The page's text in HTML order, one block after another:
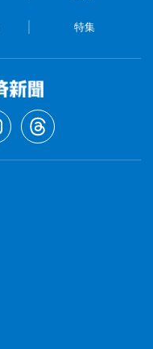
特集